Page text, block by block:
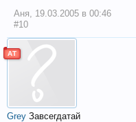
Аня, 19.03.2005 в 00:46
#10
АТ
Grey Завсегдатай